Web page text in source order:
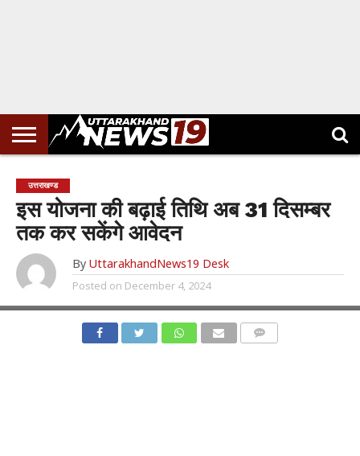
उत्तराखण्ड
इस योजना की बढ़ाई तिथि अब 31 दिसम्बर
तक कर सकेंगे आवेदन
By UttarakhandNews19 Desk
Posted on December 4, 2024